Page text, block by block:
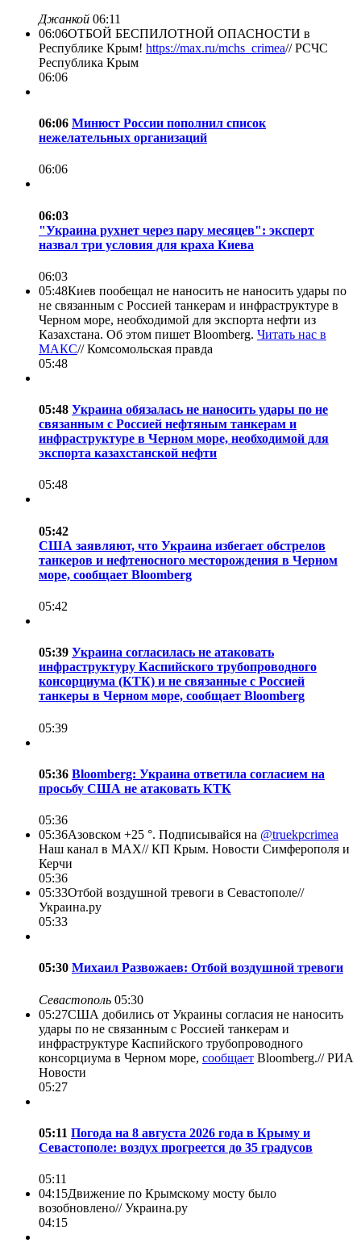
Джанкой 06:11
06:06ОТБОЙ БЕСПИЛОТНОЙ ОПАСНОСТИ в
Республике Крым! https://max.ru/mchs_crimea//РСЧС
Республика Крым
06:06
06:06 Минюст России пополнил список
нежелательных организаций
06:06
06:03
"Украина рухнет через пару месяцев": эксперт
назвал три условия для краха Киева
06:03
05:48Киев пообещал не наносить не наносить удары по
не связанным с Россией танкерам и инфраструктуре в
Черном море, необходимой для экспорта нефти из
Казахстана. Об этом пишет Bloomberg. Читать нас в
МАКС//Комсомольская правда
05:48
05:48 Украина обязалась не наносить удары по не
связанным с Россией нефтяным танкерам и
инфраструктуре в Черном море, необходимой для
экспорта казахстанской нефти
05:48
05:42
США заявляют, что Украина избегает обстрелов
танкеров и нефтеносного месторождения в Черном
море, сообщает Bloomberg
05:42
05:39 Украина согласилась не атаковать
инфраструктуру Каспийского трубопроводного
консорциума (КТК) и не связанные с Россией
танкеры в Черном море, сообщает Bloomberg
05:39
05:36 Bloomberg: Украина ответила согласием на
просьбу США не атаковать КТК
05:36
05:36Азовском +25 °. Подписывайся на @truekpcrimea
Наш канал в MAX//КП Крым. Новости Симферополя и
Керчи
05:36
05:33Отбой воздушной тревоги в Севастополе//
Украина.ру
05:33
05:30 Михаил Развожаев: Отбой воздушной тревоги
Севастополь 05:30
05:27США добились от Украины согласия не наносить
удары по не связанным с Россией танкерам и
инфраструктуре Каспийского трубопроводного
консорциума в Черном море, сообщает Bloomberg.//РИА
Новости
05:27
05:11 Погода на 8 августа 2026 года в Крыму и
Севастополе: воздух прогреется до 35 градусов
05:11
04:15Движение по Крымскому мосту было
возобновлено//Украина.ру
04:15